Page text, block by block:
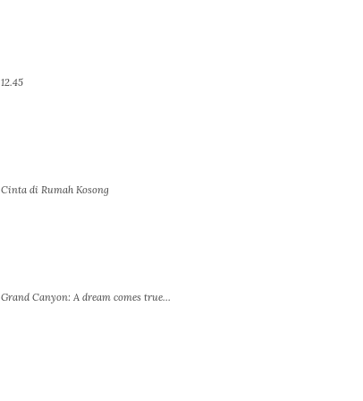
12.45
Cinta di Rumah Kosong
Grand Canyon: A dream comes true…